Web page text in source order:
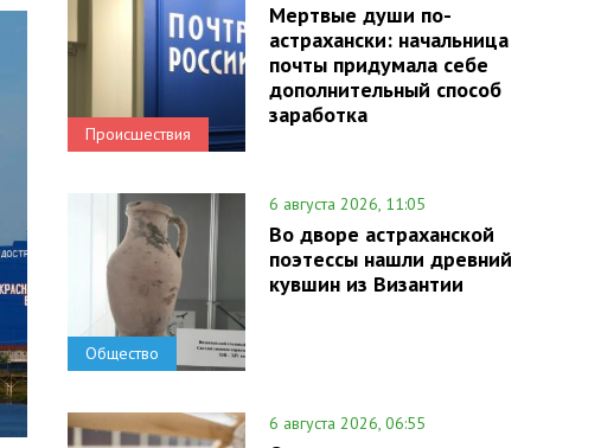
Происшествия
Мертвые души по-
астрахански: начальница
почты придумала себе
дополнительный способ
заработка
Общество
6 августа 2026, 11:05
Во дворе астраханской
поэтессы нашли древний
кувшин из Византии
6 августа 2026, 06:55